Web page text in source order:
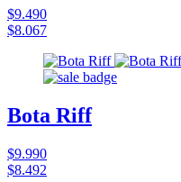
$9.490
$8.067
Bota Riff
$9.990
$8.492